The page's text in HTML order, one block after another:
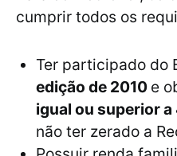
cumprir todos os
Ter participado do
edição de 2010 e
igual ou superior
não ter zerado a